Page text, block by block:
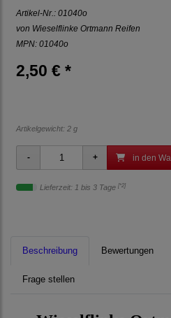
Artikel-Nr.: 01040o
von Wieselflinke Ortmann Reifen
MPN: 01040o
2,50 € *
Artikelgewicht: 2 g
in den
Lieferzeit: 1 bis 3 Tage [*2]
Beschreibung Bewertungen
Frage stellen